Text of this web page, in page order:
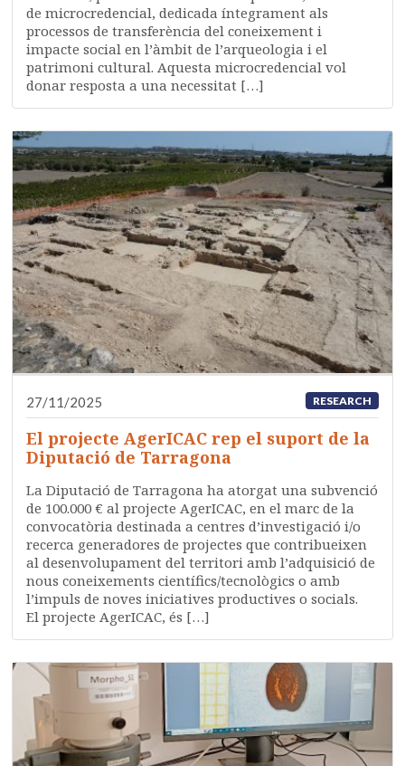
de microcredencial, dedicada íntegrament als
processos de transferència del coneixement i
impacte social en l’àmbit de l’arqueologia i el
patrimoni cultural. Aquesta microcredencial vol
donar resposta a una necessitat […]
27/11/2025 RESEARCH
El projecte AgerICAC rep el suport de la
Diputació de Tarragona
La Diputació de Tarragona ha atorgat una subvenció
de 100.000 € al projecte AgerICAC, en el marc de la
convocatòria destinada a centres d’investigació i/o
recerca generadores de projectes que contribueixen
al desenvolupament del territori amb l’adquisició de
nous coneixements científics/tecnològics o amb
l’impuls de noves iniciatives productives o socials.
El projecte AgerICAC, és […]